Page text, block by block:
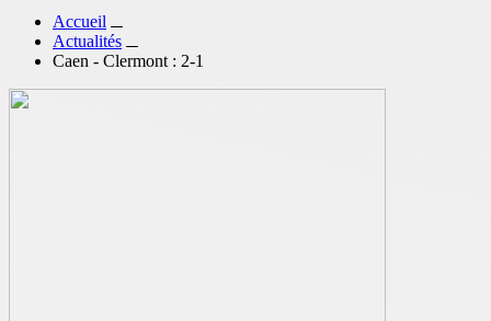
Accueil
Actualités
Caen - Clermont : 2-1